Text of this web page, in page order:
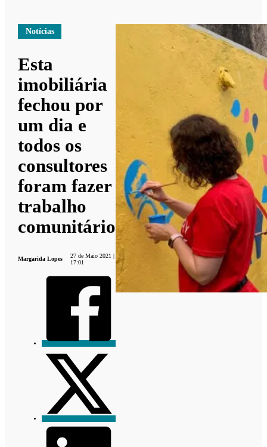
Notícias
Esta
imobiliária
fechou por
um dia e
todos os
consultores
foram fazer
trabalho
comunitário
Margarida Lopes
27 de Maio 2021 |
17:01